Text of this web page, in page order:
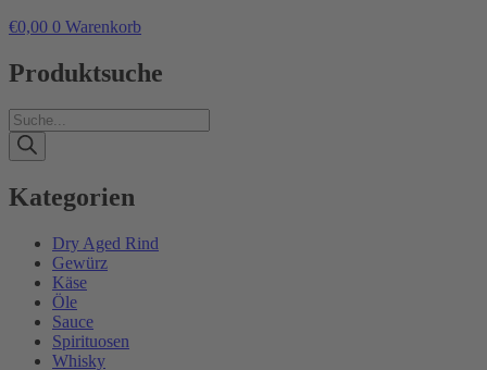
€0,00 0 Warenkorb
Produktsuche
Products
search
Kategorien
Dry Aged Rind
Gewürz
Käse
Öle
Sauce
Spirituosen
Whisky